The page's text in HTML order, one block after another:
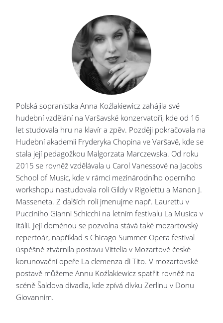
Polská sopranistka Anna Koźlakiewicz zahájila své
hudební vzdělání na Varšavské konzervatoři, kde od 16
let studovala hru na klavír a zpěv. Později pokračovala na
Hudební akademii Fryderyka Chopina ve Varšavě, kde se
stala její pedagožkou Malgorzata Marczewska. Od roku
2015 se rovněž vzdělávala u Carol Vanessové na Jacobs
School of Music, kde v rámci mezinárodního operního
workshopu nastudovala roli Gildy v Rigolettu a Manon J.
Masseneta. Z dalších rolí jmenujme např. Laurettu v
Pucciniho Gianni Schicchi na letním festivalu La Musica v
Itálii. Její doménou se pozvolna stává také mozartovský
repertoár, například s Chicago Summer Opera festival
úspěšně ztvárnila postavu Vittelia v Mozartově české
korunovační opeře La clemenza di Tito. V mozartovské
postavě můžeme Annu Koźlakiewicz spatřit rovněž na
scéně Šaldova divadla, kde zpívá dívku Zerlinu v Donu
Giovannim.